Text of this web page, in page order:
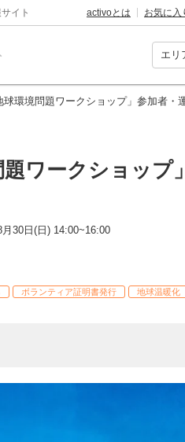
イト activoとは お気に入
球環境問題ワークショップ」参加者
題ワークショ
月30日(日) 14:00~16:00
ボランティア証明書発行 地球温暖化